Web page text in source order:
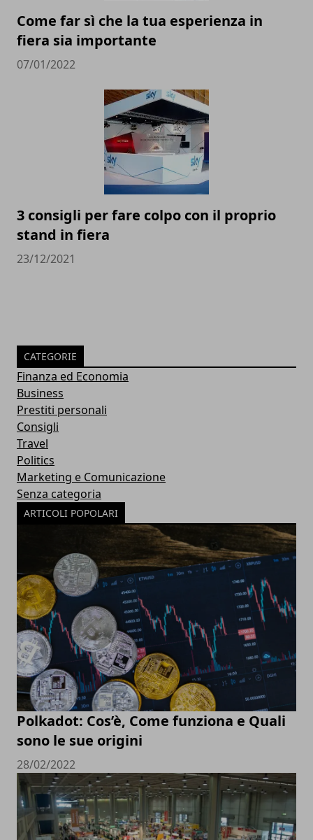
Come far sì che la tua esperienza in
fiera sia importante
07/01/2022
3 consigli per fare colpo con il proprio
stand in fiera
23/12/2021
CATEGORIE
Finanza ed Economia
Business
Prestiti personali
Consigli
Travel
Politics
Marketing e Comunicazione
Senza categoria
ARTICOLI POPOLARI
Polkadot: Cos’è, Come funziona e Quali
sono le sue origini
28/02/2022